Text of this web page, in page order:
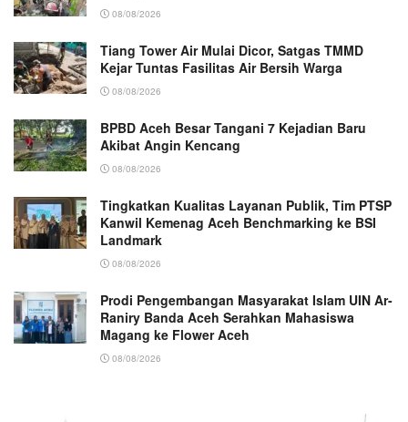
08/08/2026
Tiang Tower Air Mulai Dicor, Satgas TMMD
Kejar Tuntas Fasilitas Air Bersih Warga
08/08/2026
BPBD Aceh Besar Tangani 7 Kejadian Baru
Akibat Angin Kencang
08/08/2026
Tingkatkan Kualitas Layanan Publik, Tim PTSP
Kanwil Kemenag Aceh Benchmarking ke BSI
Landmark
08/08/2026
Prodi Pengembangan Masyarakat Islam UIN Ar-
Raniry Banda Aceh Serahkan Mahasiswa
Magang ke Flower Aceh
08/08/2026